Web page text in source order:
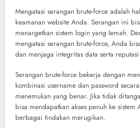
Mengatasi serangan brute-force adalah
keamanan website Anda. Serangan ini
menargetkan sistem login yang lemah.
mengatasi serangan brute-force, Anda
dan menjaga integritas data serta
Serangan brute-force bekerja dengan
kombinasi username dan password
menemukan yang benar. Jika tidak
bisa mendapatkan akses penuh ke sistem
berbagai tindakan merugikan.